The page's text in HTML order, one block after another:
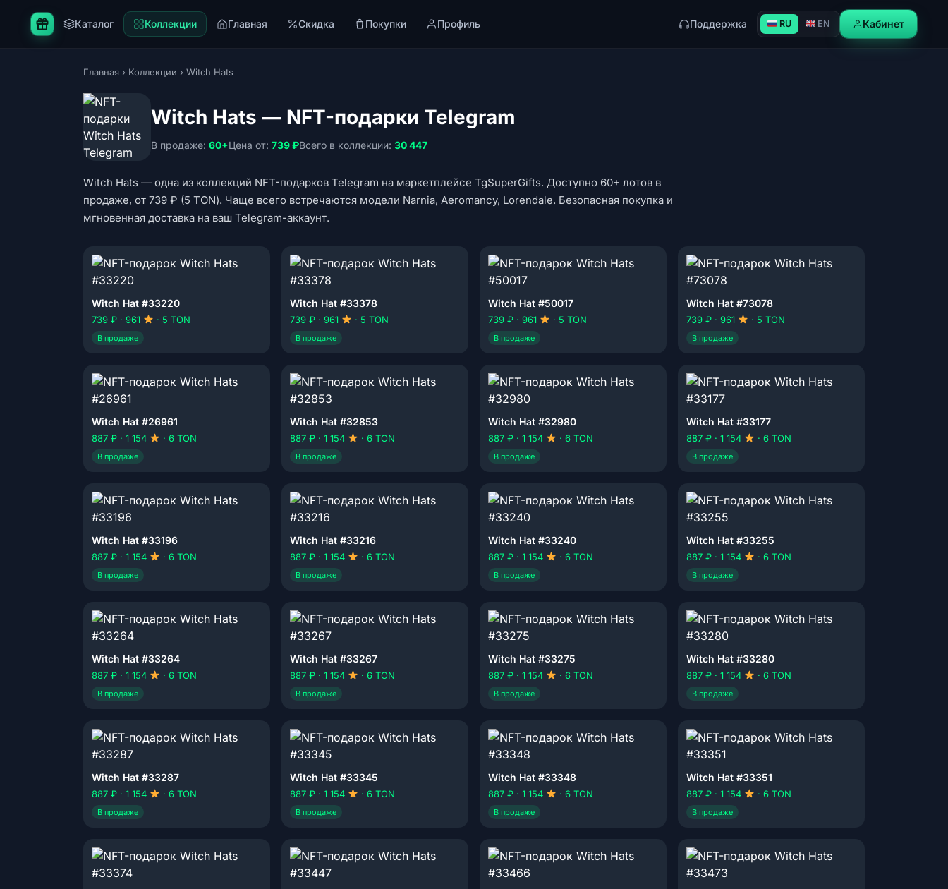
Каталог Коллекции Главная Скидка Покупки Профиль Поддержка RU EN Кабинет
Главная › Коллекции › Witch Hats
Witch Hats — NFT-подарки Telegram
В продаже: 60+Цена от: 739 ₽Всего в коллекции: 30 447
Witch Hats — одна из коллекций NFT-подарков Telegram на маркетплейсе TgSuperGifts. Доступно 60+ лотов в
продаже, от 739 ₽ (5 TON). Чаще всего встречаются модели Narnia, Aeromancy, Lorendale. Безопасная покупка и
мгновенная доставка на ваш Telegram-аккаунт.
Witch Hat #33220
739 ₽ · 961 · 5 TON
В продаже
Witch Hat #33378
739 ₽ · 961 · 5 TON
В продаже
Witch Hat #50017
739 ₽ · 961 · 5 TON
В продаже
Witch Hat #73078
739 ₽ · 961 · 5 TON
В продаже
Witch Hat #26961
887 ₽ · 1 154 · 6 TON
В продаже
Witch Hat #32853
887 ₽ · 1 154 · 6 TON
В продаже
Witch Hat #32980
887 ₽ · 1 154 · 6 TON
В продаже
Witch Hat #33177
887 ₽ · 1 154 · 6 TON
В продаже
Witch Hat #33196
887 ₽ · 1 154 · 6 TON
В продаже
Witch Hat #33216
887 ₽ · 1 154 · 6 TON
В продаже
Witch Hat #33240
887 ₽ · 1 154 · 6 TON
В продаже
Witch Hat #33255
887 ₽ · 1 154 · 6 TON
В продаже
Witch Hat #33264
887 ₽ · 1 154 · 6 TON
В продаже
Witch Hat #33267
887 ₽ · 1 154 · 6 TON
В продаже
Witch Hat #33275
887 ₽ · 1 154 · 6 TON
В продаже
Witch Hat #33280
887 ₽ · 1 154 · 6 TON
В продаже
Witch Hat #33287
887 ₽ · 1 154 · 6 TON
В продаже
Witch Hat #33345
887 ₽ · 1 154 · 6 TON
В продаже
Witch Hat #33348
887 ₽ · 1 154 · 6 TON
В продаже
Witch Hat #33351
887 ₽ · 1 154 · 6 TON
В продаже